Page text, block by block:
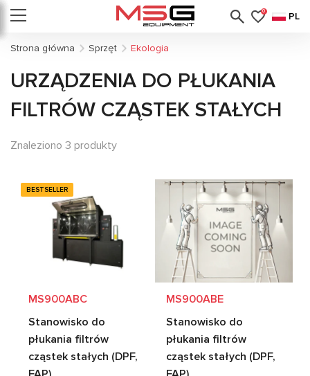
0 PL
Strona główna Sprzęt Еkologia
URZĄDZENIA DO PŁUKANIA
FILTRÓW CZĄSTEK STAŁYCH
Znaleziono 3 produkty
BESTSELLER
MS900ABC
Stanowisko do
płukania filtrów
cząstek stałych (DPF,
MS900ABE
Stanowisko do
płukania filtrów
cząstek stałych (DPF,